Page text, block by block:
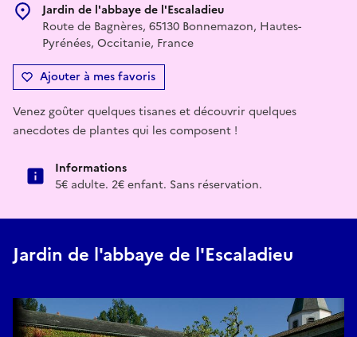
Jardin de l'abbaye de l'Escaladieu
Route de Bagnères, 65130 Bonnemazon, Hautes-
Pyrénées, Occitanie, France
Ajouter à mes favoris
Venez goûter quelques tisanes et découvrir quelques
anecdotes de plantes qui les composent !
Informations
5€ adulte. 2€ enfant. Sans réservation.
Jardin de l'abbaye de l'Escaladieu